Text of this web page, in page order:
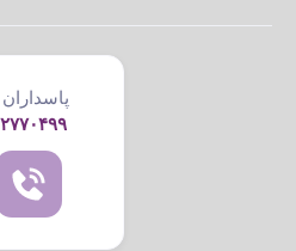
پاسداران ۱